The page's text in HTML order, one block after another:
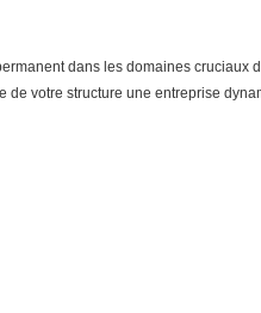
dans les domaines
votre structure une entreprise